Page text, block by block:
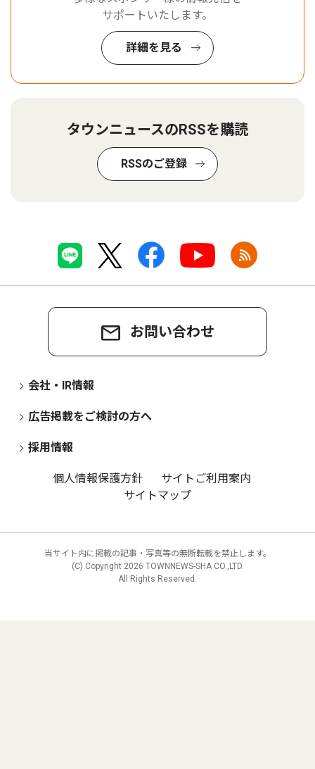
サポートいたします。
詳細を見る
タウンニュースのRSSを購読
RSSのご登録
お問い合わせ
会社・IR情報
広告掲載をご検討の方へ
採用情報
個人情報保護方針
サイトご利用案内
サイトマップ
当サイト内に掲載の記事・写真等の無断転載を禁止します。
(C) Copyright 2026 TOWNNEWS-SHA CO.,LTD.
All Rights Reserved.